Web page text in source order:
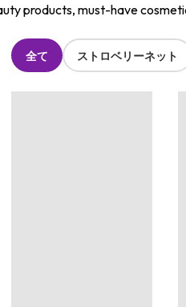
products, must-have
全て ストロベリーネット